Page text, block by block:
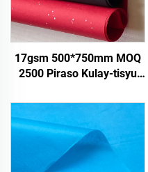
17gsm 500*750mm MOQ
2500 Piraso Kulay-tisyu
Tisyu ng Mataas na
Kalidad na Pagkain Regalo
Presente sa Pakikipasko